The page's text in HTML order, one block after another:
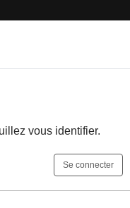
En bref
vous identifier.
Se connecter